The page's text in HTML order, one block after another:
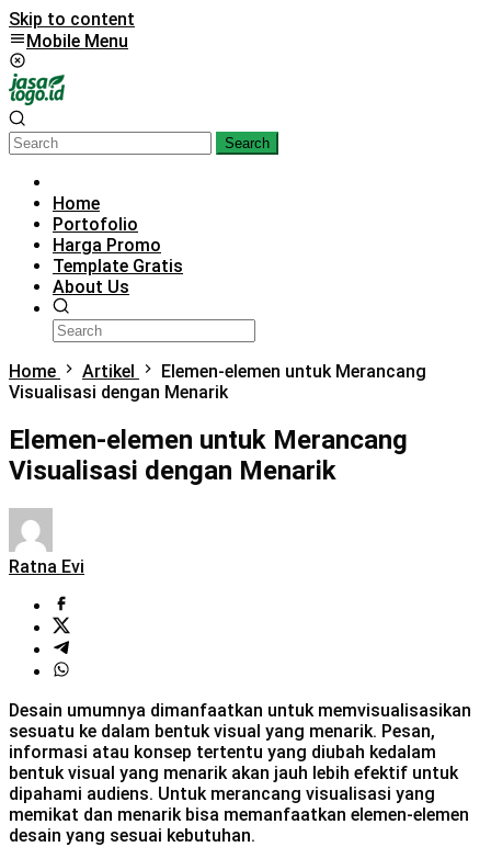
Skip to content
Mobile Menu
Search
Home
Portofolio
Harga Promo
Template Gratis
About Us
Home Artikel
Elemen-elemen untuk Merancang
Visualisasi dengan Menarik
Elemen-elemen untuk Merancang
Visualisasi dengan Menarik
Ratna Evi
Desain umumnya dimanfaatkan untuk memvisualisasikan
sesuatu ke dalam bentuk visual yang menarik. Pesan,
informasi atau konsep tertentu yang diubah kedalam
bentuk visual yang menarik akan jauh lebih efektif untuk
dipahami audiens. Untuk merancang visualisasi yang
memikat dan menarik bisa memanfaatkan elemen-elemen
desain yang sesuai kebutuhan.